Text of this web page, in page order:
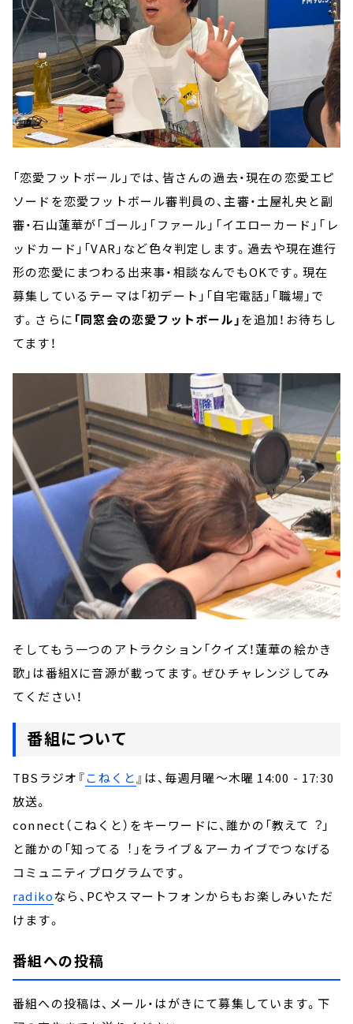
「恋愛フットボール」では、皆さんの過去・現在の恋愛エピ
ソードを恋愛フットボール審判員の、主審・土屋礼央と副
審・石山蓮華が「ゴール」「ファール」「イエローカード」「レ
ッドカード」「VAR」など色々判定します。過去や現在進行
形の恋愛にまつわる出来事・相談なんでもOKです。現在
募集しているテーマは「初デート」「自宅電話」「職場」で
す。さらに 「同窓会の恋愛フットボール」を追加！お待ちし
てます！
そしてもう一つのアトラクション「クイズ！蓮華の絵かき
歌」は番組Xに音源が載ってます。ぜひチャレンジしてみ
てください！
番組について
TBSラジオ『こねくと 』は、毎週月曜～木曜 14:00 - 17:30
放送。
connect（こねくと）をキーワードに、誰かの「教えて︖」
と誰かの「知ってる︕」をライブ＆アーカイブでつなげる
コミュニティプログラムです。
radikoなら、PCやスマートフォンからもお楽しみいただ
けます。
番組への投稿
番組への投稿は、メール・はがきにて募集しています。下